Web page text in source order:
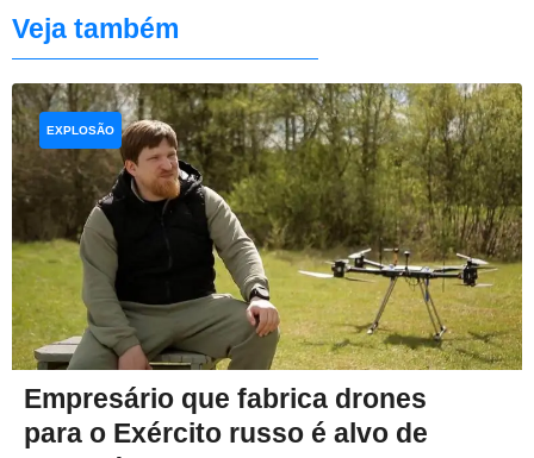
Veja também
Empresário que fabrica drones
para o Exército russo é alvo de
EXPLOSÃO